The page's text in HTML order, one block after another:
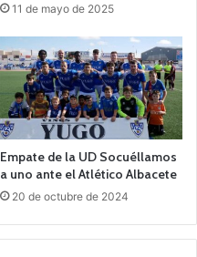
11 de mayo de 2025
Empate de la UD Socuéllamos
a uno ante el Atlético Albacete
20 de octubre de 2024